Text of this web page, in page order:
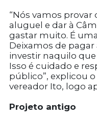
“Nós vamos provar
aluguel e dar à
gastar muito. É
Deixamos de
investir naquilo
Isso é cuidado e
público”, explicou
vereador Ito, logo
Projeto antigo